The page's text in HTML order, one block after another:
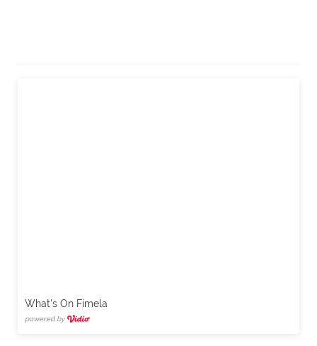
What's On Fimela
powered by